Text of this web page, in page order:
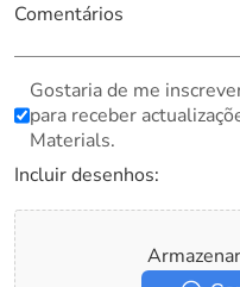
Comentários
Gostaria de me
para receber
Materials.
Incluir desenhos: